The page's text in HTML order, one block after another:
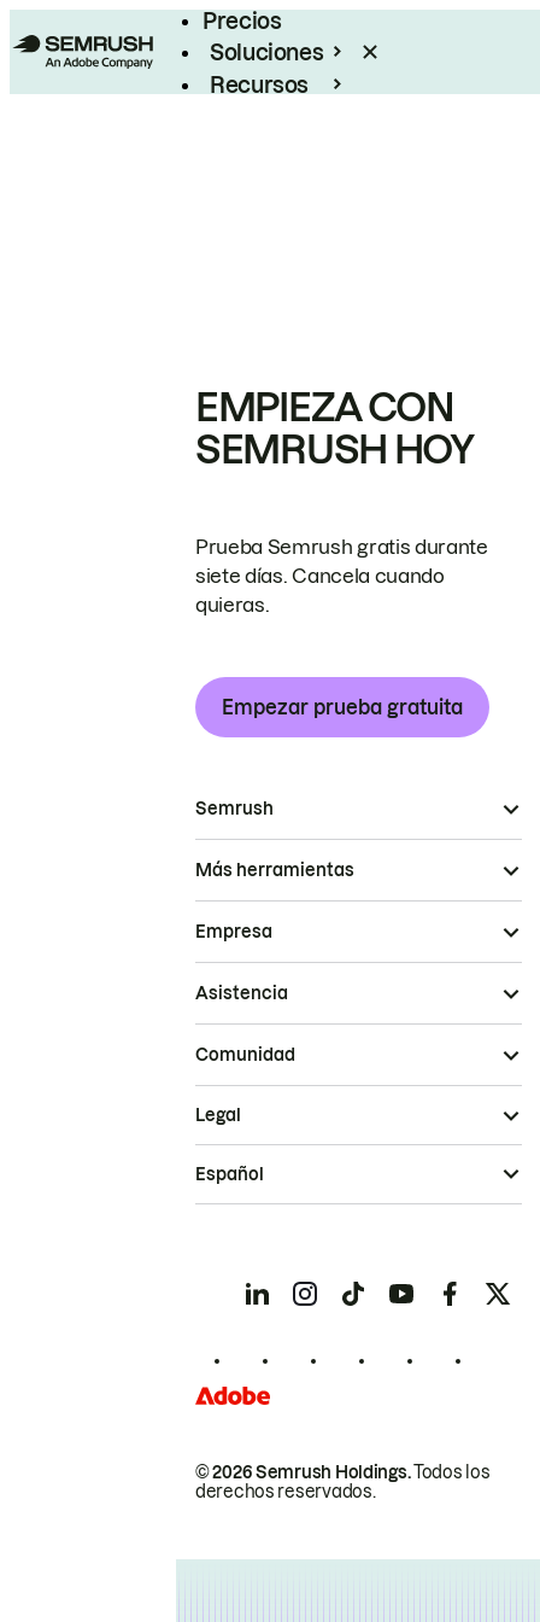
Precios
Soluciones
Recursos
EMPIEZA CON
SEMRUSH HOY
Prueba Semrush gratis durante
siete días. Cancela cuando
quieras.
Empezar prueba gratuita
Semrush
Más herramientas
Empresa
Asistencia
Comunidad
© 2026 Semrush Holdings.Todos los
derechos reservados.
Legal
Español